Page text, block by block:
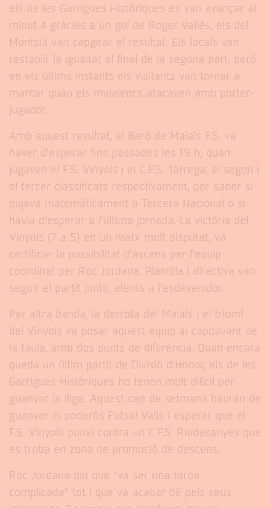
els de les Garrigues Històriques es van avançar al
minut 4 gràcies a un gol de Roger Vallès, els del
Montsià van capgirar el resultat. Els locals van
restablir la igualtat al final de la segona part, però
en els últims instants els visitants van tornar a
marcar quan els maialencs atacaven amb porter-
jugador.
Amb aquest resultat, el Baró de Maials F.S. va
haver d’esperar fins passades les 19 h, quan
jugaven el F.S. Vinyols i el C.F.S. Tàrrega, el segon i
el tercer classificats respectivament, per saber si
pujava matemàticament a Tercera Nacional o si
havia d’esperar a l’última jornada. La victòria del
Vinyols (7 a 5) en un matx molt disputat, va
certificar la possibilitat d’ascens per l’equip
coordinat per Roc Jordana. Plantilla i directiva van
seguir el partit junts, atents a l’esdevenidor.
Per altra banda, la derrota del Maials i el triomf
del Vinyols va posar aquest equip al capdavant de
la taula, amb dos punts de diferència. Quan encara
queda un últim partit de Divisió d’Honor, els de les
Garrigues Històriques ho tenen molt difícil per
guanyar la lliga. Aquest cap de setmana hauran de
guanyar el poderós Futsal Valls i esperar que el
F.S. Vinyols punxi contra un C.F.S. Riudecanyes que
es troba en zona de promoció de descens.
Roc Jordana diu que “va ser una tarda
complicada” tot i que va acabar bé pels seus